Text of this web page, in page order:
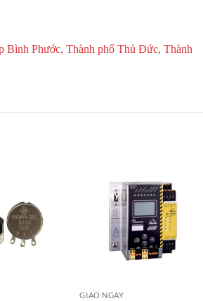
Phước, Thành phố Thủ Đức, Thành
Giao Ngay
GIAO NGAY